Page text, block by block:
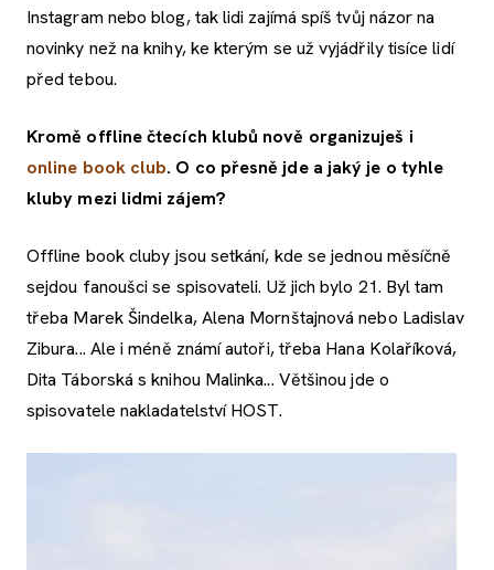
Instagram nebo blog, tak lidi zajímá spíš tvůj názor na
novinky než na knihy, ke kterým se už vyjádřily tisíce lidí
před tebou.
Kromě offline čtecích klubů nově organizuješ i
online book club. O co přesně jde a jaký je o tyhle
kluby mezi lidmi zájem?
Offline book cluby jsou setkání, kde se jednou měsíčně
sejdou fanoušci se spisovateli. Už jich bylo 21. Byl tam
třeba Marek Šindelka, Alena Mornštajnová nebo Ladislav
Zibura... Ale i méně známí autoři, třeba Hana Kolaříková,
Dita Táborská s knihou Malinka... Většinou jde o
spisovatele nakladatelství HOST.